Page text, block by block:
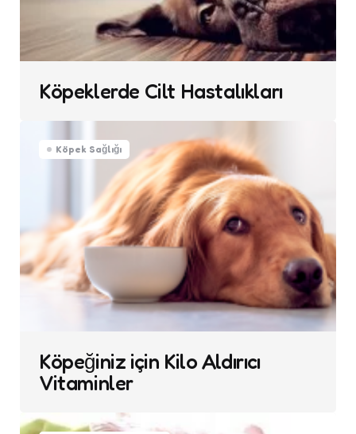
Köpeklerde Cilt Hastalıkları
Köpek Sağlığı
Köpeğiniz için Kilo Aldırıcı
Vitaminler